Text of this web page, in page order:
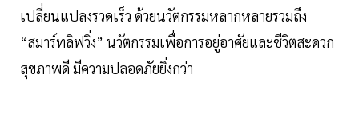
เปลี่ยนแปลงรวดเร็ว ด้วยนวัตกรรมหลากหลายรวมถึง
“สมาร์ทลิฟวิ่ง” นวัตกรรมเพื่อการอยู่อาศัยและชีวิตสะดวก
สุขภาพดี มีความปลอดภัยยิ่งกว่า